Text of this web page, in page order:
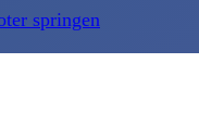
springen